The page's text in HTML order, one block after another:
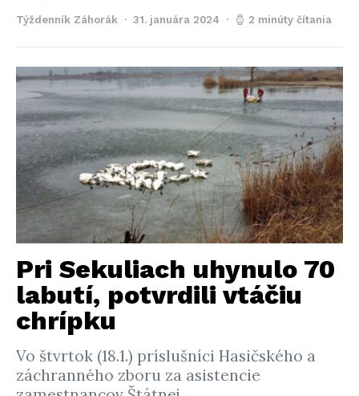
Týždenník Záhorák 31. januára 2024 2 minúty čítania
Pri Sekuliach uhynulo 70
labutí, potvrdili vtáčiu
chrípku
Vo štvrtok (18.1.) príslušníci Hasičského a
záchranného zboru za asistencie